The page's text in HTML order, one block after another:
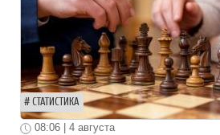
СТАТИСТИКА
08:06 | 4 августа